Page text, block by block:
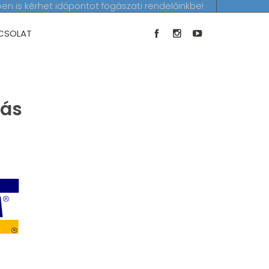
is kérhet időpontot fogászati rendelőinkbe!